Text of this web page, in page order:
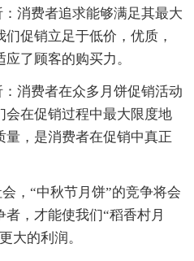
消费者追求能够满足其最大
促销立足于低价，优质，
了顾客的购买力。
消费者在众多月饼促销活动
会在促销过程中最大限度地
，是消费者在促销中真正
，“中秋节月饼”的竞争将会
，才能使我们“稻香村月
大的利润。